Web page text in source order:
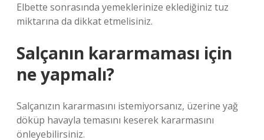
Elbette sonrasında yemeklerinize eklediğiniz tuz
miktarına da dikkat etmelisiniz.
Salçanın kararmaması için
ne yapmalı?
Salçanızın kararmasını istemiyorsanız, üzerine yağ
döküp havayla temasını keserek kararmasını
önleyebilirsiniz.